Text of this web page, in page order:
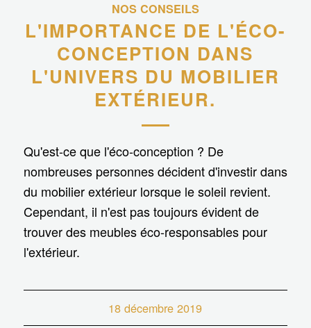
NOS CONSEILS
L'IMPORTANCE DE L'ÉCO-
CONCEPTION DANS
L'UNIVERS DU MOBILIER
EXTÉRIEUR.
Qu'est-ce que l'éco-conception ? De
nombreuses personnes décident d'investir dans
du mobilier extérieur lorsque le soleil revient.
Cependant, il n'est pas toujours évident de
trouver des meubles éco-responsables pour
l'extérieur.
18 décembre 2019